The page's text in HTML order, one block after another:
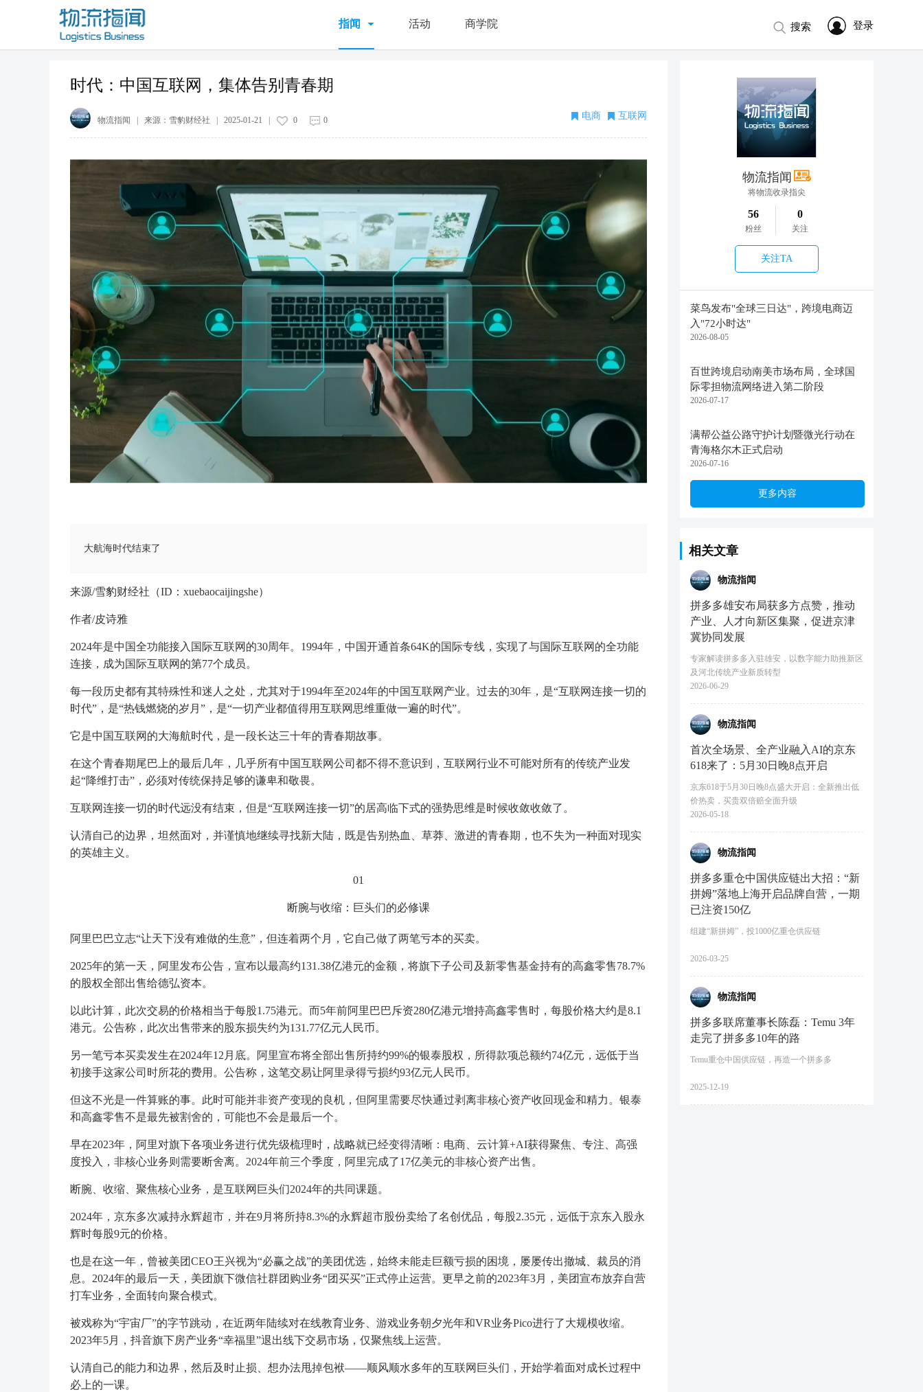
指闻 活动 商学院 登录
搜索
物流指闻
将物流收录指尖
56
粉丝
0
关注
关注TA
菜鸟发布"全球三日达"，跨境电商迈
入"72小时达"
2026-08-05
百世跨境启动南美市场布局，全球国
际零担物流网络进入第二阶段
2026-07-17
满帮公益公路守护计划暨微光行动在
青海格尔木正式启动
2026-07-16
更多内容
相关文章
物流指闻
拼多多雄安布局获多方点赞，推动
产业、人才向新区集聚，促进京津
冀协同发展
专家解读拼多多入驻雄安，以数字能力助推新区
及河北传统产业新质转型
2026-06-29
物流指闻
首次全场景、全产业融入AI的京东
618来了：5月30日晚8点开启
京东618于5月30日晚8点盛大开启：全新推出低
价热卖，买贵双倍赔全面升级
2026-05-18
物流指闻
拼多多重仓中国供应链出大招：“新
拼姆”落地上海开启品牌自营，一期
已注资150亿
组建“新拼姆”，投1000亿重仓供应链
2026-03-25
物流指闻
拼多多联席董事长陈磊：Temu 3年
走完了拼多多10年的路
Temu重仓中国供应链，再造一个拼多多
2025-12-19
时代：中国互联网，集体告别青春期
物流指闻 | 来源： 雪豹财经社 2025-01-21 0 0 电商 互联网
大航海时代结束了
来源/雪豹财经社（ID：xuebaocaijingshe）
作者/皮诗雅
2024年是中国全功能接入国际互联网的30周年。1994年，中国开通首条64K的国际专线，实现了与国际互联网的全功能
连接，成为国际互联网的第77个成员。
每一段历史都有其特殊性和迷人之处，尤其对于1994年至2024年的中国互联网产业。过去的30年，是“互联网连接一切的
时代”，是“热钱燃烧的岁月”，是“一切产业都值得用互联网思维重做一遍的时代”。
它是中国互联网的大海航时代，是一段长达三十年的青春期故事。
在这个青春期尾巴上的最后几年，几乎所有中国互联网公司都不得不意识到，互联网行业不可能对所有的传统产业发
起“降维打击”，必须对传统保持足够的谦卑和敬畏。
互联网连接一切的时代远没有结束，但是“互联网连接一切”的居高临下式的强势思维是时候收敛收敛了。
认清自己的边界，坦然面对，并谨慎地继续寻找新大陆，既是告别热血、草莽、激进的青春期，也不失为一种面对现实
的英雄主义。
01
断腕与收缩：巨头们的必修课
阿里巴巴立志“让天下没有难做的生意”，但连着两个月，它自己做了两笔亏本的买卖。
2025年的第一天，阿里发布公告，宣布以最高约131.38亿港元的金额，将旗下子公司及新零售基金持有的高鑫零售78.7%
的股权全部出售给德弘资本。
以此计算，此次交易的价格相当于每股1.75港元。而5年前阿里巴巴斥资280亿港元增持高鑫零售时，每股价格大约是8.1
港元。公告称，此次出售带来的股东损失约为131.77亿元人民币。
另一笔亏本买卖发生在2024年12月底。阿里宣布将全部出售所持约99%的银泰股权，所得款项总额约74亿元，远低于当
初接手这家公司时所花的费用。公告称，这笔交易让阿里录得亏损约93亿元人民币。
但这不光是一件算账的事。此时可能并非资产变现的良机，但阿里需要尽快通过剥离非核心资产收回现金和精力。银泰
和高鑫零售不是最先被割舍的，可能也不会是最后一个。
早在2023年，阿里对旗下各项业务进行优先级梳理时，战略就已经变得清晰：电商、云计算+AI获得聚焦、专注、高强
度投入，非核心业务则需要断舍离。2024年前三个季度，阿里完成了17亿美元的非核心资产出售。
断腕、收缩、聚焦核心业务，是互联网巨头们2024年的共同课题。
2024年，京东多次减持永辉超市，并在9月将所持8.3%的永辉超市股份卖给了名创优品，每股2.35元，远低于京东入股永
辉时每股9元的价格。
也是在这一年，曾被美团CEO王兴视为“必赢之战”的美团优选，始终未能走巨额亏损的困境，屡屡传出撤城、裁员的消
息。2024年的最后一天，美团旗下微信社群团购业务“团买买”正式停止运营。更早之前的2023年3月，美团宣布放弃自营
打车业务，全面转向聚合模式。
被戏称为“宇宙厂”的字节跳动，在近两年陆续对在线教育业务、游戏业务朝夕光年和VR业务Pico进行了大规模收缩。
2023年5月，抖音旗下房产业务“幸福里”退出线下交易市场，仅聚焦线上运营。
认清自己的能力和边界，然后及时止损、想办法甩掉包袱——顺风顺水多年的互联网巨头们，开始学着面对成长过程中
必上的一课。